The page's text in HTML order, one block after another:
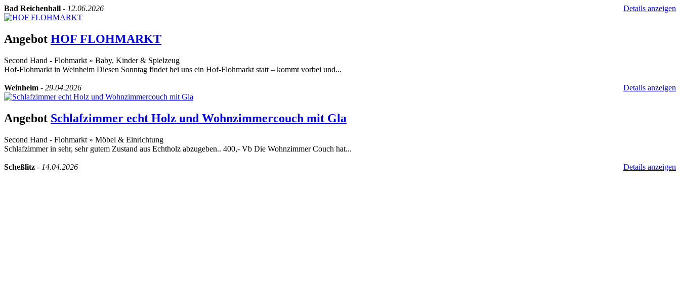
Bad Reichenhall - 12.06.2026 Details anzeigen
Angebot HOF FLOHMARKT
Second Hand - Flohmarkt » Baby, Kinder & Spielzeug
Hof-Flohmarkt in Weinheim Diesen Sonntag findet bei uns ein Hof-Flohmarkt statt – kommt vorbei und...
Weinheim - 29.04.2026 Details anzeigen
Angebot Schlafzimmer echt Holz und Wohnzimmercouch mit Gla
Second Hand - Flohmarkt » Möbel & Einrichtung
Schlafzimmer in sehr, sehr gutem Zustand aus Echtholz abzugeben.. 400,- Vb Die Wohnzimmer Couch hat...
Scheßlitz - 14.04.2026 Details anzeigen